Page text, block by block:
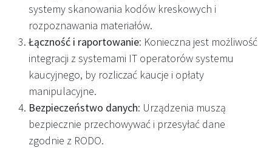
systemy skanowania kodów kreskowych i
rozpoznawania materiałów.
Łączność i raportowanie: Konieczna jest możliwość
integracji z systemami IT operatorów systemu
kaucyjnego, by rozliczać kaucje i opłaty
manipulacyjne.
Bezpieczeństwo danych: Urządzenia muszą
bezpiecznie przechowywać i przesyłać dane
zgodnie z RODO.